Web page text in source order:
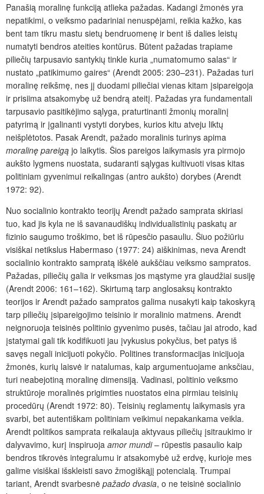
Panašią moralinę funkciją atlieka pažadas. Kadangi žmonės yra
nepatikimi, o veiksmo padariniai nenuspėjami, reikia kažko, kas
bent tam tikru mastu sietų bendruomenę ir bent iš dalies leistų
numatyti bendros ateities kontūrus. Būtent pažadas trapiame
piliečių tarpusavio santykių tinkle kuria „numatomumo salas“ ir
nustato „patikimumo gaires“ (Arendt 2005: 230–231). Pažadas turi
moralinę reikšmę, nes jį duodami piliečiai vienas kitam įsipareigoja
ir prisiima atsakomybę už bendrą ateitį. Pažadas yra fundamentali
tarpusavio pasitikėjimo sąlyga, praturtinanti žmonių moralinį
patyrimą ir įgalinanti vystyti dorybes, kurios kitu atveju liktų
neišplėtotos. Pasak Arendt, pažado moralinis turinys apima
moralinę pareigą jo laikytis. Šios pareigos laikymasis yra pirmojo
aukšto lygmens nuostata, sudaranti sąlygas kultivuoti visas kitas
politiniam gyvenimui reikalingas (antro aukšto) dorybes (Arendt
1972: 92).
Nuo socialinio kontrakto teorijų Arendt pažado samprata skiriasi
tuo, kad jis kyla ne iš savanaudiškų individualistinių paskatų ar
fizinio saugumo troškimo, bet iš rūpesčio pasauliu. Šiuo požiūriu
visiškai netikslus Habermaso (1977: 24) aiškinimas, neva Arendt
socialinio kontrakto sampratą iškėlė aukščiau veiksmo sampratos.
Pažadas, piliečių galia ir veiksmas jos mąstyme yra glaudžiai susiję
(Arendt 2006: 161–162). Skirtumą tarp ang­losaksų kontrakto
teorijos ir Arendt pažado sampratos galima nusakyti kaip takoskyrą
tarp piliečių įsipareigojimo teisinio ir moralinio matmens. Arendt
neignoruoja teisinės politinio gyvenimo pusės, tačiau jai atrodo, kad
įstatymai gali tik kodifikuoti jau įvykusius pokyčius, bet patys iš
savęs negali inicijuoti pokyčio. Politines transformacijas inicijuoja
žmonės, kurių laisvė ir natalumas, kaip argumentuojame anksčiau,
turi neabejotiną moralinę dimensiją. Vadinasi, politinio veiksmo
struktūroje moralinės prigimties nuostatos eina pirmiau teisinių
procedūrų (Arendt 1972: 80). Teisinių reglamentų laikymasis yra
svarbi, bet autentiškam politiniam veikimui nepakankama veikla.
Arendt politikos samprata reikalauja aktyvaus piliečių įsitraukimo ir
dalyvavimo, kurį inspiruoja amor mundi– rūpestis pasaulio kaip
bendros tikrovės integralumu ir atsakomybė už erdvę, kurioje mes
galime visiškai išskleisti savo žmogiškąjį potencialą. Trumpai
tariant, Arendt svarbesnė pažado dvasia, o ne teisinė socialinio